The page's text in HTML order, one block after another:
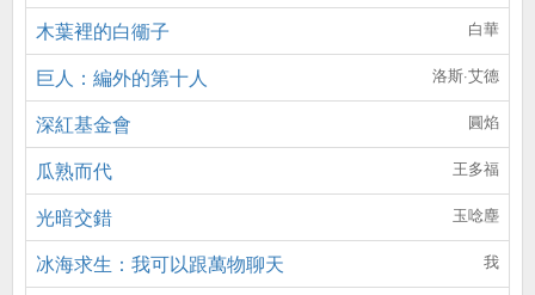
木葉裡的白衚子 白華
巨人：編外的第十人 洛斯·艾德
深紅基金會 圓焰
瓜熟而代 王多福
光暗交錯 玉唸塵
冰海求生：我可以跟萬物聊天 我